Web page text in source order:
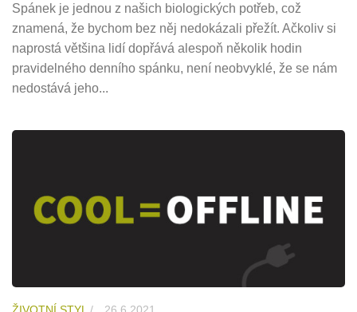
Spánek je jednou z našich biologických potřeb, což
znamená, že bychom bez něj nedokázali přežít. Ačkoliv si
naprostá většina lidí dopřává alespoň několik hodin
pravidelného denního spánku, není neobvyklé, že se nám
nedostává jeho...
ŽIVOTNÍ STYL / 26.6.2021